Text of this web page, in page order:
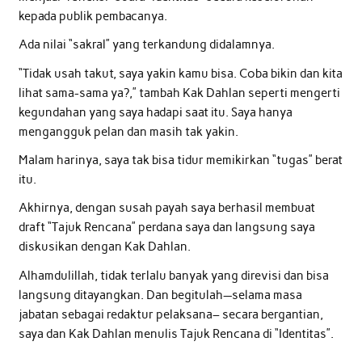
kepada publik pembacanya.
Ada nilai “sakral” yang terkandung didalamnya.
“Tidak usah takut, saya yakin kamu bisa. Coba bikin dan kita
lihat sama-sama ya?,” tambah Kak Dahlan seperti mengerti
kegundahan yang saya hadapi saat itu. Saya hanya
mengangguk pelan dan masih tak yakin.
Malam harinya, saya tak bisa tidur memikirkan “tugas” berat
itu.
Akhirnya, dengan susah payah saya berhasil membuat
draft “Tajuk Rencana” perdana saya dan langsung saya
diskusikan dengan Kak Dahlan.
Alhamdulillah, tidak terlalu banyak yang direvisi dan bisa
langsung ditayangkan. Dan begitulah—selama masa
jabatan sebagai redaktur pelaksana– secara bergantian,
saya dan Kak Dahlan menulis Tajuk Rencana di “Identitas”.